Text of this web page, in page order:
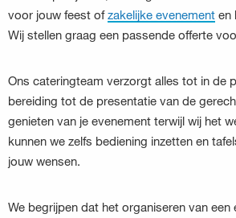
voor jouw feest ofzakelijke evenement en
Wij stellen graag een passende offerte
Ons cateringteam verzorgt alles tot in de
bereiding tot de presentatie van de
genieten van je evenement terwijl wij het
kunnen we zelfs bediening inzetten en
jouw wensen.
We begrijpen dat het organiseren van een